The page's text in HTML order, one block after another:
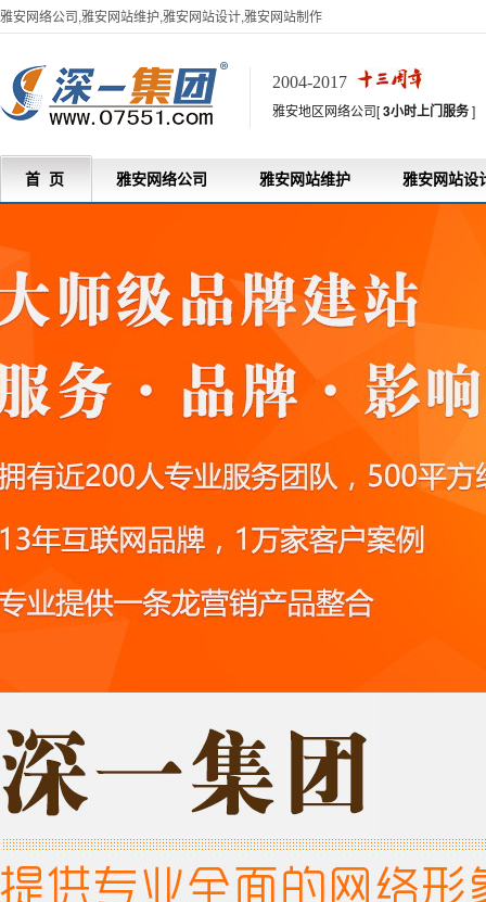
雅安网络公司,雅安网站维护,雅安网站设计,雅安网站制作
2004-2017
雅安地区网络公司[3小时上门服务]
首 页 雅安网络公司 雅安网站维护 雅安网站设